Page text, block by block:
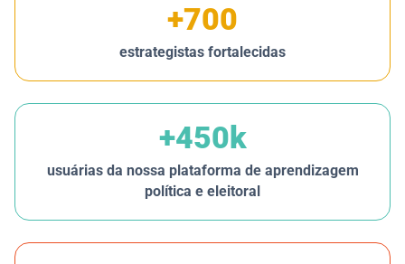
+700
estrategistas fortalecidas
+450k
usuárias da nossa plataforma de aprendizagem
política e eleitoral